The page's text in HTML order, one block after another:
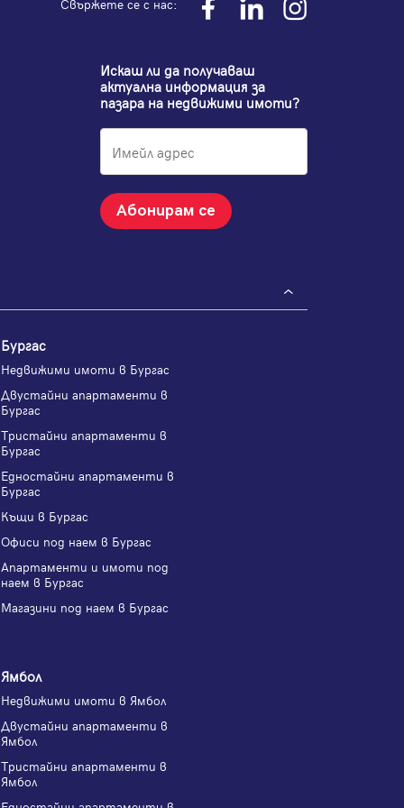
Свържете се с нас:
Искаш ли да получаваш
актуална информация за
пазара на недвижими имоти?
Абонирам се
Бургас
Недвижими имоти в Бургас
Двустайни апартаменти в
Бургас
Тристайни апартаменти в
Бургас
Едностайни апартаменти в
Бургас
Къщи в Бургас
Офиси под наем в Бургас
Апартаменти и имоти под
наем в Бургас
Магазини под наем в Бургас
Ямбол
Недвижими имоти в Ямбол
Двустайни апартаменти в
Ямбол
Тристайни апартаменти в
Ямбол